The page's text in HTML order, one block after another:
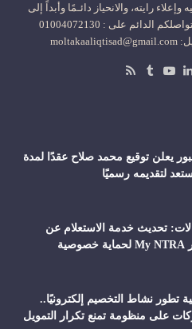
رايته، والانحياز دائـمًا وأبداً إلى
المصداقية والشفافية.. نرحب تواصلكم الدائم على : 01004072130
‫X لينكدإن‫YouTube
يعلن توقيع محمد صلاح عقدًا لمدة
لتقديمه رسميًا
تحديث خدمة الاستعلام عن
الخطوط عبر My NTRA لحماية خصوصية
تطور نشاط التخصيم إلكترونيًا..
على منظومة تمنع تكرار التمويل